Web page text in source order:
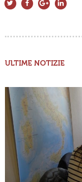
ULTIME NOTIZIE